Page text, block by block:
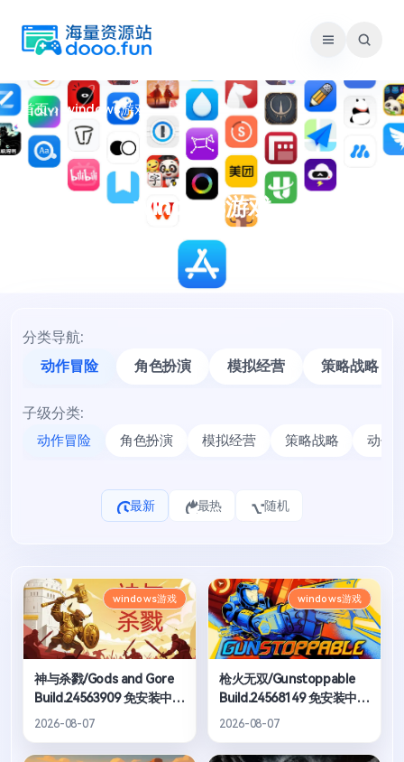
首页 › windows游戏
windows游戏
分类导航:
动作冒险
角色扮演 模拟经营 策略战略
子级分类:
动作冒险 角色扮演 模拟经营 策略战略 动作
最新 最热 随机
windows游戏
神与杀戮/Gods and Gore
Build.24563909 免安装中文
版
2026-08-07
windows游戏
枪火无双/Gunstoppable
Build.24568149 免安装中文
版
2026-08-07